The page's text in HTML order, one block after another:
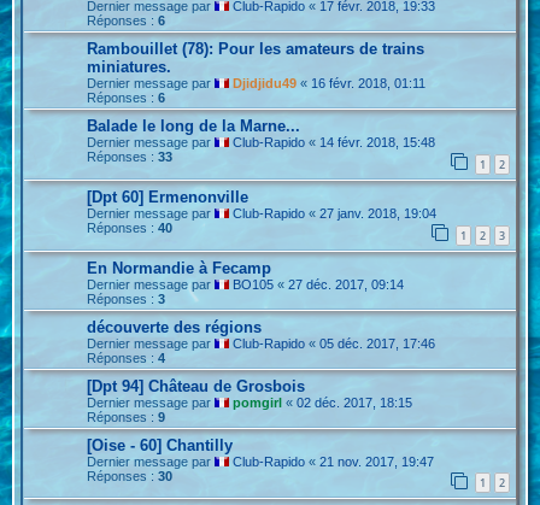
Dernier message par Club-Rapido « 17 févr. 2018, 19:33
Réponses :6
Rambouillet (78): Pour les amateurs de trains
miniatures.
Dernier message par Djidjidu49 « 16 févr. 2018, 01:11
Réponses :6
Balade le long de la Marne...
Dernier message par Club-Rapido «14 févr. 2018, 15:48
Réponses :33 1 2
[Dpt 60] Ermenonville
Dernier message par Club-Rapido «27 janv. 2018, 19:04
Réponses :40 1 2 3
En Normandie à Fecamp
Dernier message par BO105 «27 déc. 2017, 09:14
Réponses :3
découverte des régions
Dernier message par Club-Rapido «05 déc. 2017, 17:46
Réponses :4
[Dpt 94] Château de Grosbois
Dernier message par pomgirl «02 déc. 2017, 18:15
Réponses :9
[Oise - 60] Chantilly
Dernier message par Club-Rapido «21 nov. 2017, 19:47
Réponses :30 1 2